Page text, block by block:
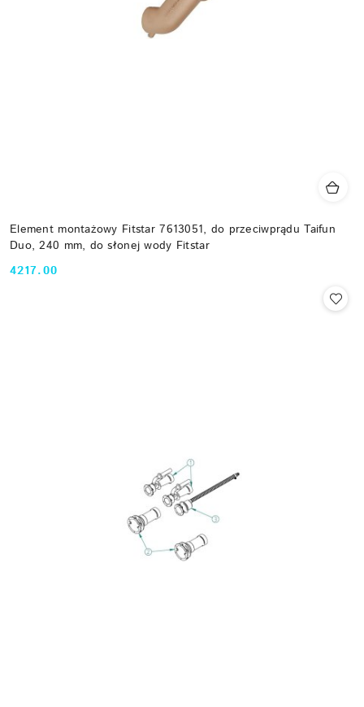
Element montażowy Fitstar 7613051, do przeciwprądu Taifun
Duo, 240 mm, do słonej wody Fitstar
Cena:
4217.00